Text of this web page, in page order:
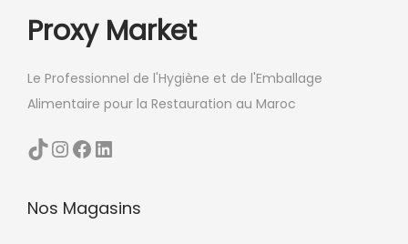
Proxy Market
Le Professionnel de l'Hygiène et de l'Emballage
Alimentaire pour la Restauration au Maroc
TikTok InstagramFacebook LinkedIn
Nos Magasins